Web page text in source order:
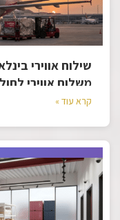
שילוח אווירי
משלוח אווירי לחול
קרא עוד »